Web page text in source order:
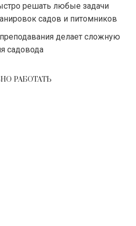
решать любые задачи
садов и питомников
делает сложную
садовода
РАБОТАТЬ